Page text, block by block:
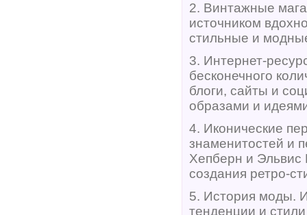
2. Винтажные
источником
стильные и
3. Интернет-
бесконечного
блоги, сайты и
образами и
4. Иконические
знаменитостей и
Хепберн и Эльвис
создания ретро-
5. История моды.
тенденции и